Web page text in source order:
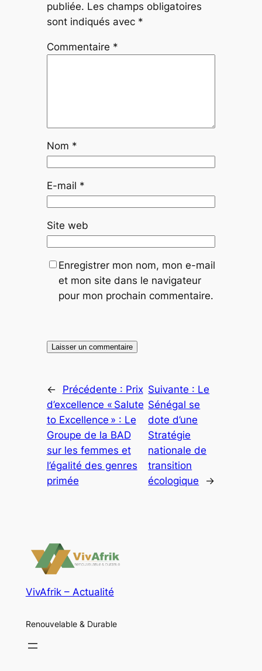
publiée. Les champs obligatoires
sont indiqués avec *
Commentaire *
Nom *
E-mail *
Site web
Enregistrer mon nom, mon e-mail
et mon site dans le navigateur
pour mon prochain commentaire.
← Précédente : Prix
d’excellence « Salute
to Excellence » : Le
Groupe de la BAD
sur les femmes et
l’égalité des genres
primée
Suivante : Le
Sénégal se
dote d’une
Stratégie
nationale de
transition
écologique
→
VivAfrik – Actualité
Renouvelable & Durable